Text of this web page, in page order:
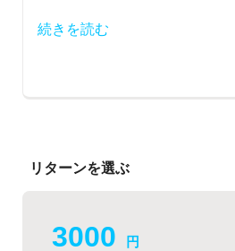
続きを読む
リターンを選ぶ
3000 円